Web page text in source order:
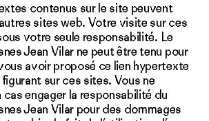
contenus sur le site peuvent
sites web. Votre visite sur ces
votre seule responsabilité. Le
Jean Vilar ne peut être tenu pour
avoir proposé ce lien hypertexte
sur ces sites. Vous ne
cas engager la responsabilité du
Jean Vilar pour des dommages